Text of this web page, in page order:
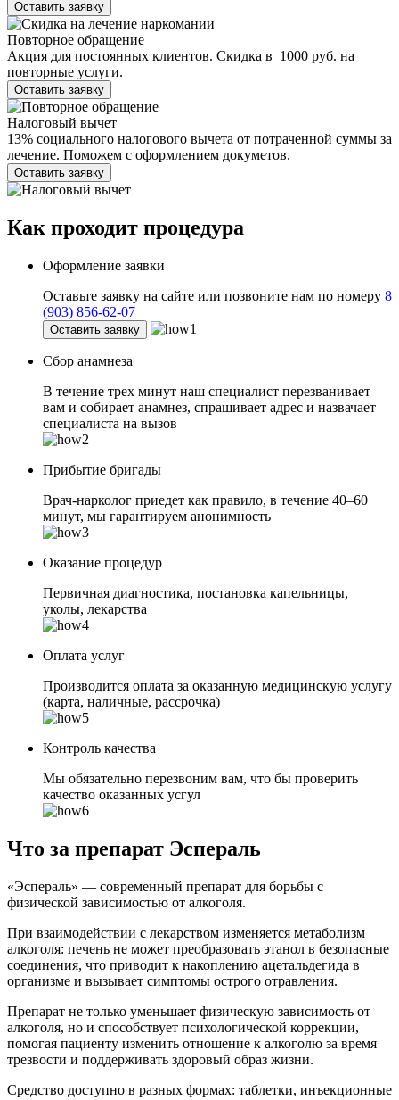
Оставить заявку
Повторное обращение
Акция для постоянных клиентов. Скидка в 1000 руб. на
повторные услуги.
Оставить заявку
Налоговый вычет
13% социального налогового вычета от потраченной суммы за
лечение. Поможем с оформлением докуметов.
Оставить заявку
Как проходит процедура
Оформление заявки
Оставьте заявку на сайте или позвоните нам по номеру 8
(903) 856-62-07
Оставить заявку
Сбор анамнеза
В течение трех минут наш специалист перезванивает
вам и собирает анамнез, спрашивает адрес и назвачает
специалиста на вызов
Прибытие бригады
Врач-нарколог приедет как правило, в течение 40–60
минут, мы гарантируем анонимность
Оказание процедур
Первичная диагностика, постановка капельницы,
уколы, лекарства
Оплата услуг
Производится оплата за оказанную медицинскую услугу
(карта, наличные, рассрочка)
Контроль качества
Мы обязательно перезвоним вам, что бы проверить
качество оказанных усгул
Что за препарат Эспераль
«Эспераль» — современный препарат для борьбы с
физической зависимостью от алкоголя.
При взаимодействии с лекарством изменяется метаболизм
алкоголя: печень не может преобразовать этанол в безопасные
соединения, что приводит к накоплению ацетальдегида в
организме и вызывает симптомы острого отравления.
Препарат не только уменьшает физическую зависимость от
алкоголя, но и способствует психологической коррекции,
помогая пациенту изменить отношение к алкоголю за время
трезвости и поддерживать здоровый образ жизни.
Средство доступно в разных формах: таблетки, инъекционные